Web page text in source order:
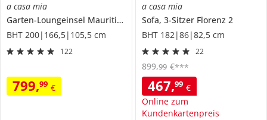
a casa mia
Garten-Loungeinsel Mauritius
BHT 200|166,5|105,5 cm
122
799,99 €
a casa mia
Sofa, 3-Sitzer Florenz 2
BHT 182|86|82,5 cm
22
467,99 €
Online zum
Kundenkartenpreis
899,99 €***